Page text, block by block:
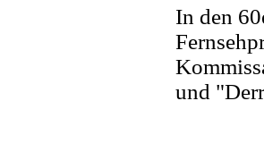
In den
und